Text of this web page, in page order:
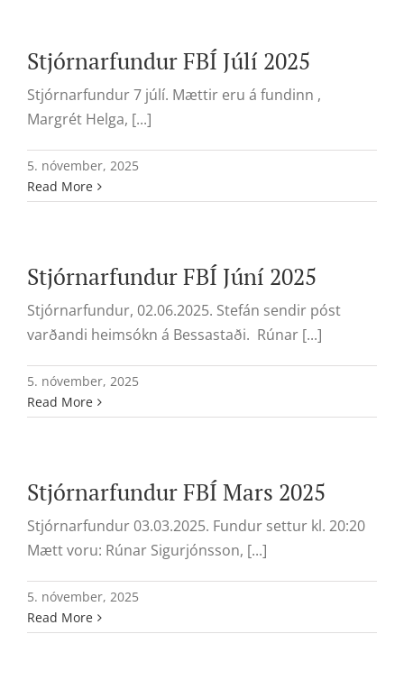
Stjórnarfundur FBÍ Júlí 2025
Stjórnarfundur 7 júlí. Mættir eru á fundinn ,
Margrét Helga, [...]
5. nóvember, 2025
Read More
Stjórnarfundur FBÍ Júní 2025
Stjórnarfundur, 02.06.2025. Stefán sendir póst
varðandi heimsókn á Bessastaði. Rúnar [...]
5. nóvember, 2025
Read More
Stjórnarfundur FBÍ Mars 2025
Stjórnarfundur 03.03.2025. Fundur settur kl. 20:20
Mætt voru: Rúnar Sigurjónsson, [...]
5. nóvember, 2025
Read More